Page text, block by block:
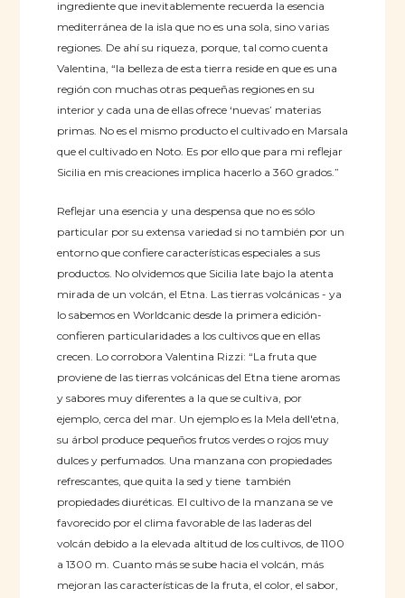
ingrediente que inevitablemente recuerda la esencia
mediterránea de la isla que no es una sola, sino varias
regiones. De ahí su riqueza, porque, tal como cuenta
Valentina, “la belleza de esta tierra reside en que es una
región con muchas otras pequeñas regiones en su
interior y cada una de ellas ofrece ‘nuevas’ materias
primas. No es el mismo producto el cultivado en Marsala
que el cultivado en Noto. Es por ello que para mi reflejar
Sicilia en mis creaciones implica hacerlo a 360 grados.”
Reflejar una esencia y una despensa que no es sólo
particular por su extensa variedad si no también por un
entorno que confiere características especiales a sus
productos. No olvidemos que Sicilia late bajo la atenta
mirada de un volcán, el Etna. Las tierras volcánicas - ya
lo sabemos en Worldcanic desde la primera edición-
confieren particularidades a los cultivos que en ellas
crecen. Lo corrobora Valentina Rizzi: “La fruta que
proviene de las tierras volcánicas del Etna tiene aromas
y sabores muy diferentes a la que se cultiva, por
ejemplo, cerca del mar. Un ejemplo es la Mela dell'etna,
su árbol produce pequeños frutos verdes o rojos muy
dulces y perfumados. Una manzana con propiedades
refrescantes, que quita la sed y tiene también
propiedades diuréticas. El cultivo de la manzana se ve
favorecido por el clima favorable de las laderas del
volcán debido a la elevada altitud de los cultivos, de 1100
a 1300 m. Cuanto más se sube hacia el volcán, más
mejoran las características de la fruta, el color, el sabor,